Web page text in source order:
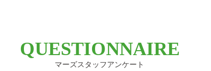
QUESTIONNAIRE
マーズスタッフアンケート